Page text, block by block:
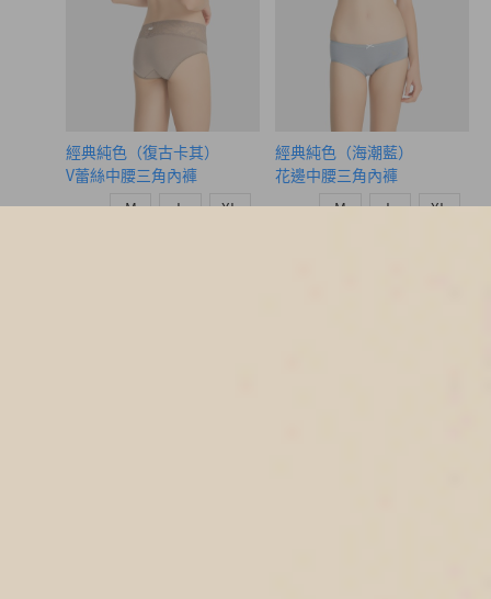
經典純色（復古卡其）
V蕾絲中腰三角內褲
M L XL
經典純色（海潮藍）
花邊中腰三角內褲
M L XL